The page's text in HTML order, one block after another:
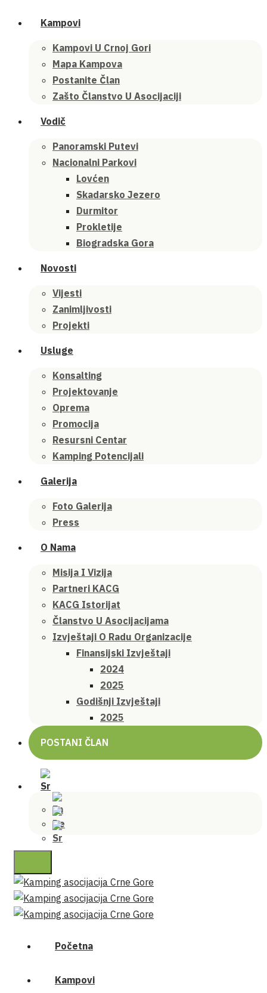
Kampovi
Kampovi U Crnoj Gori
Mapa Kampova
Postanite Član
Zašto Članstvo U Asocijaciji
Vodič
Panoramski Putevi
Nacionalni Parkovi
Lovćen
Skadarsko Jezero
Durmitor
Prokletije
Biogradska Gora
Novosti
Vijesti
Zanimljivosti
Projekti
Usluge
Konsalting
Projektovanje
Oprema
Promocija
Resursni Centar
Kamping Potencijali
Galerija
Foto Galerija
Press
O Nama
Misija I Vizija
Partneri KACG
KACG Istorijat
Članstvo U Asocijacijama
Izvještaji O Radu Organizacije
Finansijski Izvještaji
2024
2025
Godišnji Izvještaji
2025
POSTANI ČLAN
Početna
Kampovi